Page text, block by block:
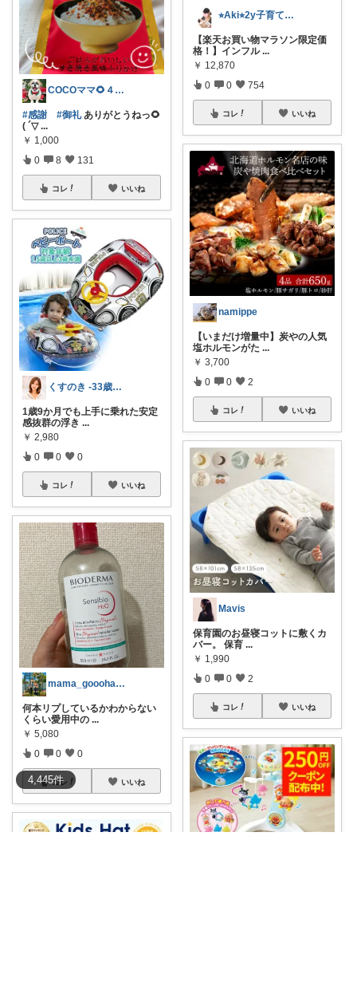
4,445件
COCOママ🌻４日🍮ありがとう〜🙌
#感謝 #御礼ありがとうねっ🌻
( ´▽ ...
￥ 1,000
0 8 131
コレ いいね
くすのき -33歳ワーママ＆２児の母-
1歳9か月でも上手に乗れた安定
感抜群の浮き ...
￥ 2,980
0 0 0
コレ いいね
mama_gooohannn
何本リプしているかわからない
くらい愛用中の ...
￥ 5,080
0 0 0
コレ いいね
⭐︎Aki⭐︎2y子育てママの欲しい物
【楽天お買い物マラソン限定価
格！】インフル ...
￥ 12,870
0 0 754
コレ いいね
namippe
【いまだけ増量中】炭やの人気
塩ホルモンがた ...
￥ 3,700
0 0 2
コレ いいね
Mavis
保育園のお昼寝コットに敷くカ
バー。 保育 ...
￥ 1,990
0 0 2
コレ いいね